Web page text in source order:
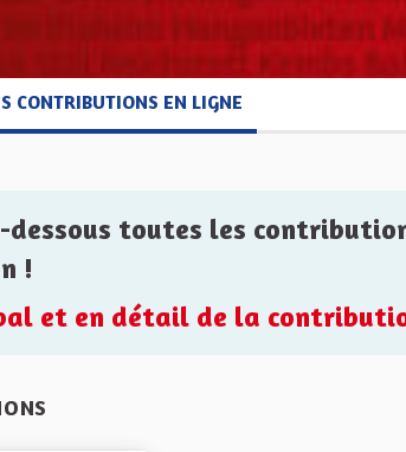
CONTRIBUTIONS EN LIGNE
dessous toutes les
!
et en détail de la